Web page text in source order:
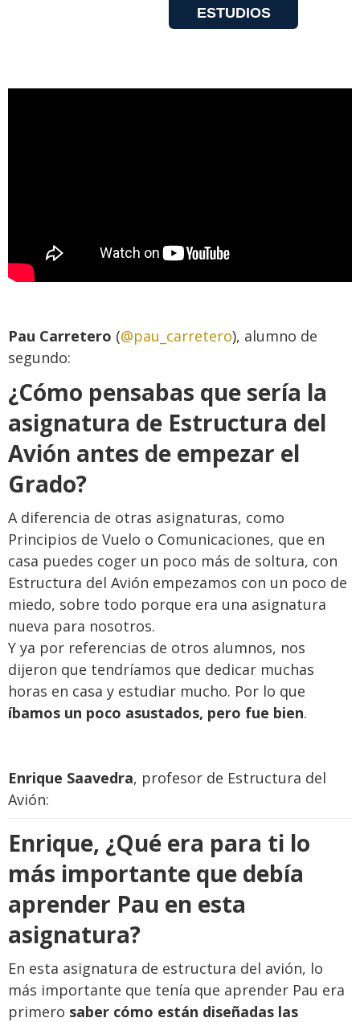
ESTUDIOS
Pau Carretero (@pau_carretero), alumno de
segundo:
¿Cómo pensabas que sería la
asignatura de Estructura del
Avión antes de empezar el
Grado?
A diferencia de otras asignaturas, como
Principios de Vuelo o Comunicaciones, que en
casa puedes coger un poco más de soltura, con
Estructura del Avión empezamos con un poco de
miedo, sobre todo porque era una asignatura
nueva para nosotros.
Y ya por referencias de otros alumnos, nos
dijeron que tendríamos que dedicar muchas
horas en casa y estudiar mucho. Por lo que
íbamos un poco asustados, pero fue bien.
Enrique Saavedra, profesor de Estructura del
Avión:
Enrique, ¿Qué era para ti lo
más importante que debía
aprender Pau en esta
asignatura?
En esta asignatura de estructura del avión, lo
más importante que tenía que aprender Pau era
primero saber cómo están diseñadas las